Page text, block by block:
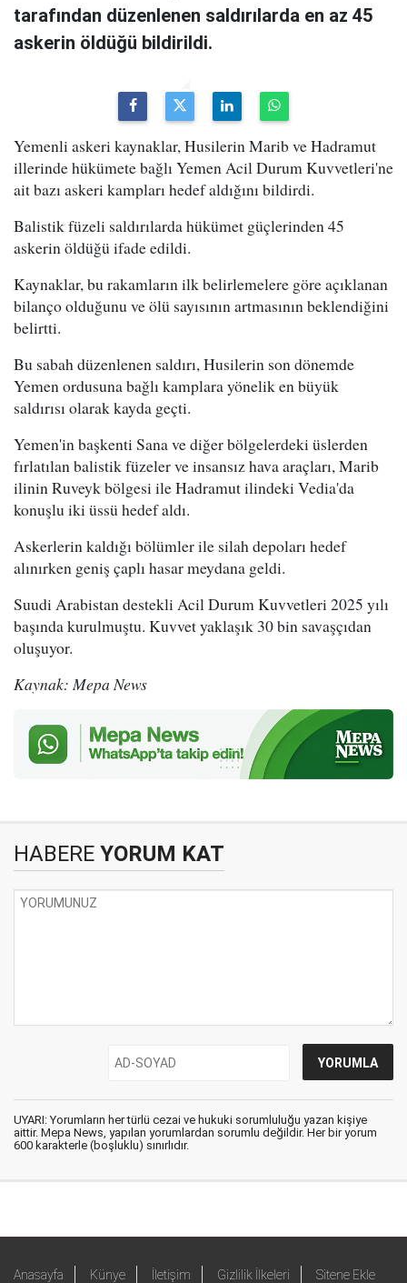
tarafından düzenlenen saldırılarda en az 45
askerin öldüğü bildirildi.
Yemenli askeri kaynaklar, Husilerin Marib ve Hadramut
illerinde hükümete bağlı Yemen Acil Durum Kuvvetleri'ne
ait bazı askeri kampları hedef aldığını bildirdi.
Balistik füzeli saldırılarda hükümet güçlerinden 45
askerin öldüğü ifade edildi.
Kaynaklar, bu rakamların ilk belirlemelere göre açıklanan
bilanço olduğunu ve ölü sayısının artmasının beklendiğini
belirtti.
Bu sabah düzenlenen saldırı, Husilerin son dönemde
Yemen ordusuna bağlı kamplara yönelik en büyük
saldırısı olarak kayda geçti.
Yemen'in başkenti Sana ve diğer bölgelerdeki üslerden
fırlatılan balistik füzeler ve insansız hava araçları, Marib
ilinin Ruveyk bölgesi ile Hadramut ilindeki Vedia'da
konuşlu iki üssü hedef aldı.
Askerlerin kaldığı bölümler ile silah depoları hedef
alınırken geniş çaplı hasar meydana geldi.
Suudi Arabistan destekli Acil Durum Kuvvetleri 2025 yılı
başında kurulmuştu. Kuvvet yaklaşık 30 bin savaşçıdan
oluşuyor.
Kaynak: Mepa News
HABERE YORUM KAT
UYARI: Yorumların her türlü cezai ve hukuki sorumluluğu yazan kişiye
aittir. Mepa News, yapılan yorumlardan sorumlu değildir. Her bir yorum
600 karakterle (boşluklu) sınırlıdır.
Anasayfa Künye İletişim Gizlilik İlkeleri Sitene Ekle